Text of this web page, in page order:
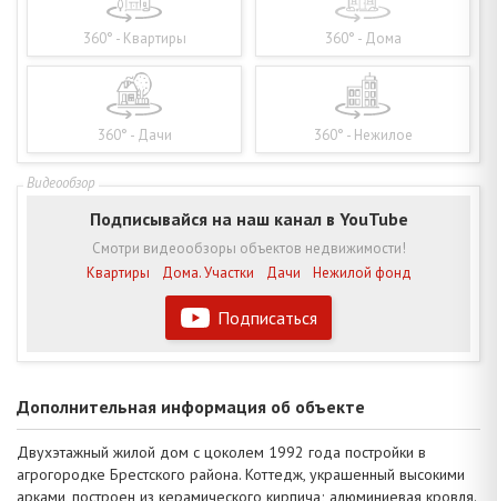
360° - Квартиры 360° - Дома
360° - Дачи 360° - Нежилое
Подписаться
Подписывайся на наш канал в YouTube
Смотри видеообзоры объектов недвижимости!
Квартиры
Дома. Участки Дачи Нежилой фонд
Дополнительная информация об объекте
Двухэтажный жилой дом с цоколем 1992 года постройки в
агрогородке Брестского района. Коттедж, украшенный высокими
арками, построен из керамического кирпича; алюминиевая кровля.